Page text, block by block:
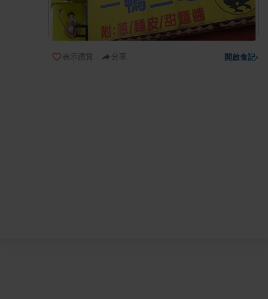
表示讚賞 分享 開啟食記›